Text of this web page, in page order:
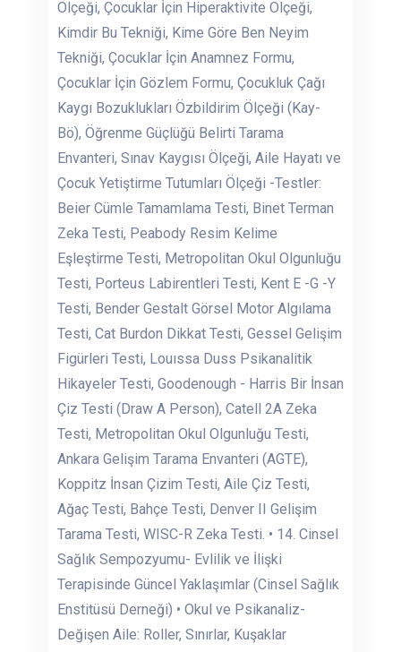
Ölçeği, Çocuklar İçin Hiperaktivite Ölçeği,
Kimdir Bu Tekniği, Kime Göre Ben Neyim
Tekniği, Çocuklar İçin Anamnez Formu,
Çocuklar İçin Gözlem Formu, Çocukluk Çağı
Kaygı Bozuklukları Özbildirim Ölçeği (Kay-
Bö), Öğrenme Güçlüğü Belirti Tarama
Envanteri, Sınav Kaygısı Ölçeği, Aile Hayatı ve
Çocuk Yetiştirme Tutumları Ölçeği -Testler:
Beier Cümle Tamamlama Testi, Binet Terman
Zeka Testi, Peabody Resim Kelime
Eşleştirme Testi, Metropolitan Okul Olgunluğu
Testi, Porteus Labirentleri Testi, Kent E -G -Y
Testi, Bender Gestalt Görsel Motor Algılama
Testi, Cat Burdon Dikkat Testi, Gessel Gelişim
Figürleri Testi, Louıssa Duss Psikanalitik
Hikayeler Testi, Goodenough - Harris Bir İnsan
Çiz Testi (Draw A Person), Catell 2A Zeka
Testi, Metropolitan Okul Olgunluğu Testi,
Ankara Gelişim Tarama Envanteri (AGTE),
Koppitz İnsan Çizim Testi, Aile Çiz Testi,
Ağaç Testi, Bahçe Testi, Denver II Gelişim
Tarama Testi, WISC-R Zeka Testi. • 14. Cinsel
Sağlık Sempozyumu- Evlilik ve İlişki
Terapisinde Güncel Yaklaşımlar (Cinsel Sağlık
Enstitüsü Derneği) • Okul ve Psikanaliz-
Değişen Aile: Roller, Sınırlar, Kuşaklar